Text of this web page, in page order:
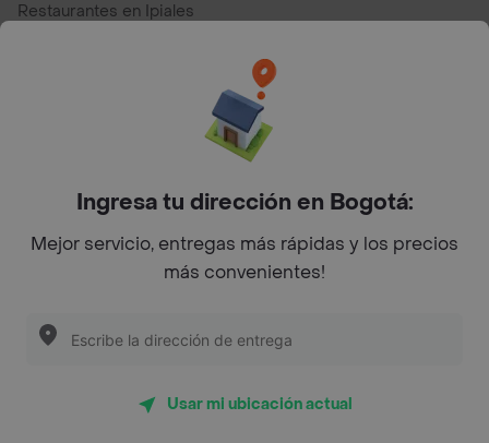
Restaurantes en Ipiales
Top Marcas y Cadenas de Restaurantes
Encuéntranos en estos países
App Store Google play
Restaurantes cerca de mi para pedir Comida a Domicilio -
Ingresa tu dirección en Bogotá:
Mejor servicio, entregas más rápidas y los precios
más convenientes!
Usar mi ubicación actual